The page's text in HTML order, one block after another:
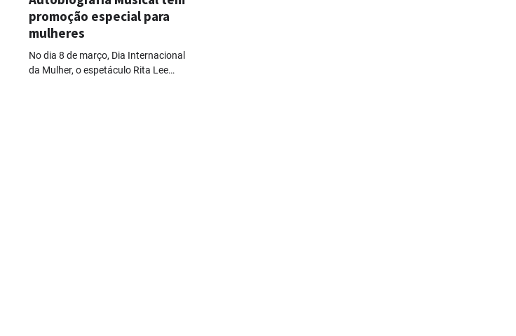
promoção especial para
mulheres
No dia 8 de março, Dia Internacional
da Mulher, o espetáculo Rita Lee…